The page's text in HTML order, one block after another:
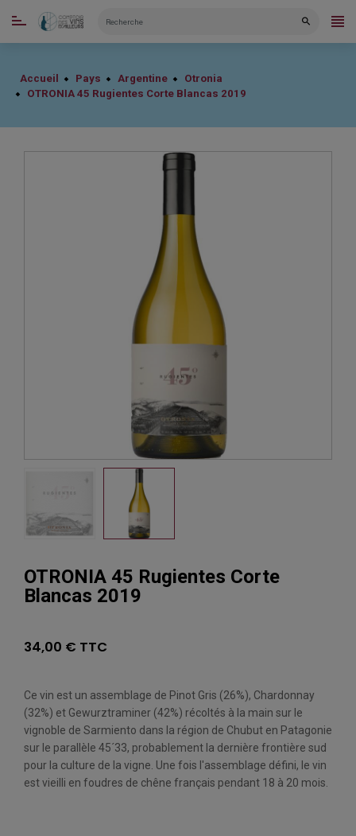
CATÉGORIES
Accueil Pays Argentine
Otronia
OTRONIA 45 Rugientes Corte Blancas 2019
OTRONIA 45 Rugientes Corte
Blancas 2019
34,00 € TTC
Ce vin est un assemblage de Pinot Gris (26%), Chardonnay
(32%) et Gewurztraminer (42%) récoltés à la main sur le
vignoble de Sarmiento dans la région de Chubut en Patagonie
sur le parallèle 45´33, probablement la dernière frontière sud
pour la culture de la vigne. Une fois l'assemblage défini, le vin
est vieilli en foudres de chêne français pendant 18 à 20 mois.